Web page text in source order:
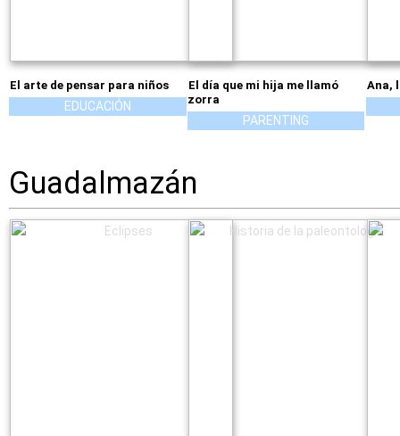
El arte de pensar para niños
EDUCACIÓN
El día que mi hija me llamó
zorra
PARENTING
Ana,
Guadalmazán